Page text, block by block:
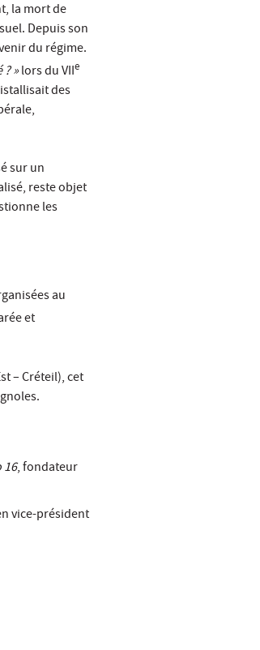
la mort de
Depuis son
du régime.
»lors du VIIe
des
sur un
reste objet
les
au
et
– Créteil), cet
16, fondateur
vice-président